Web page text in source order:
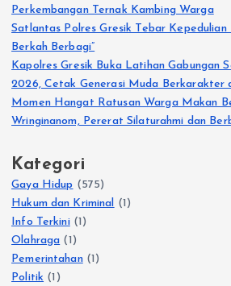
Perkembangan Ternak Kambing Warga
Satlantas Polres Gresik Tebar
Berkah Berbagi”
Kapolres Gresik Buka Latihan Gabungan
2026, Cetak Generasi Muda Berkarakter
Momen Hangat Ratusan Warga Makan
Wringinanom, Pererat Silaturahmi dan
Kategori
Gaya Hidup (575)
Hukum dan Kriminal (1)
Info Terkini(1)
Olahraga (1)
Pemerintahan(1)
Politik (1)